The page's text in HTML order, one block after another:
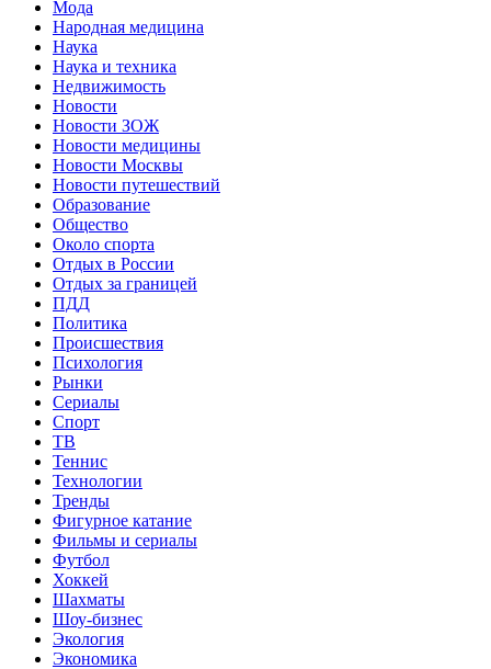
Мода
Народная медицина
Наука
Наука и техника
Недвижимость
Новости
Новости ЗОЖ
Новости медицины
Новости Москвы
Новости путешествий
Образование
Общество
Около спорта
Отдых в России
Отдых за границей
ПДД
Политика
Происшествия
Психология
Рынки
Сериалы
Спорт
ТВ
Теннис
Технологии
Тренды
Фигурное катание
Фильмы и сериалы
Футбол
Хоккей
Шахматы
Шоу-бизнес
Экология
Экономика